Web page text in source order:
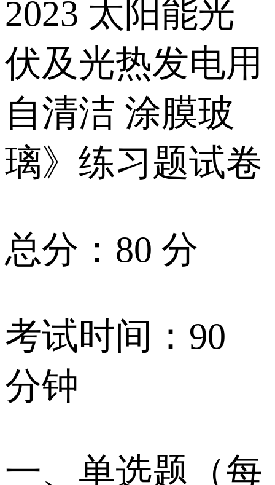
2023 太阳能光
伏及光热发电用
自清洁 涂膜玻
璃》练习题试卷
总分：80 分
考试时间：90
分钟
一、单选题（每